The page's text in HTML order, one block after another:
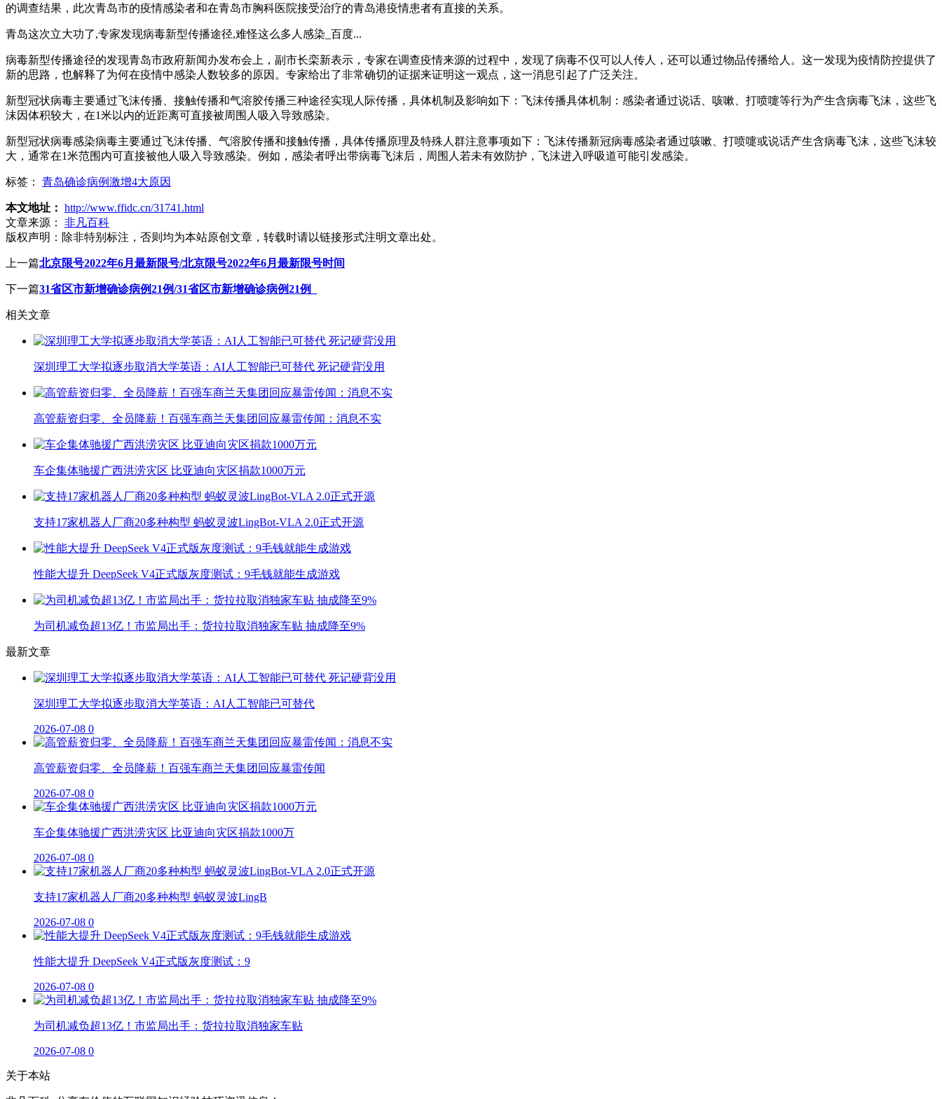
的调查结果，此次青岛市的疫情感染者和在青岛市胸科医院接受治疗的青岛港疫情患者有直接的关系。
青岛这次立大功了,专家发现病毒新型传播途径,难怪这么多人感染_百度...
病毒新型传播途径的发现青岛市政府新闻办发布会上，副市长栾新表示，专家在调查疫情来源的过程中，发现了病毒不仅可以人传人，还可以通过物品传播给人。这一发现为疫情防控提供了
新的思路，也解释了为何在疫情中感染人数较多的原因。专家给出了非常确切的证据来证明这一观点，这一消息引起了广泛关注。
新型冠状病毒主要通过飞沫传播、接触传播和气溶胶传播三种途径实现人际传播，具体机制及影响如下：飞沫传播具体机制：感染者通过说话、咳嗽、打喷嚏等行为产生含病毒飞沫，这些飞
沫因体积较大，在1米以内的近距离可直接被周围人吸入导致感染。
新型冠状病毒感染病毒主要通过飞沫传播、气溶胶传播和接触传播，具体传播原理及特殊人群注意事项如下：飞沫传播新冠病毒感染者通过咳嗽、打喷嚏或说话产生含病毒飞沫，这些飞沫较
大，通常在1米范围内可直接被他人吸入导致感染。例如，感染者呼出带病毒飞沫后，周围人若未有效防护，飞沫进入呼吸道可能引发感染。
标签： 青岛确诊病例激增4大原因
本文地址： http://www.ffidc.cn/31741.html
文章来源：
非凡百科
版权声明： 除非特别标注，否则均为本站原创文章，转载时请以链接形式注明文章出处。
上一篇北京限号2022年6月最新限号/北京限号2022年6月最新限号时间
下一篇31省区市新增确诊病例21例/31省区市新增确诊病例21例_
相关文章
深圳理工大学拟逐步取消大学英语：AI人工智能已可替代 死记硬背没用
高管薪资归零、全员降薪！百强车商兰天集团回应暴雷传闻：消息不实
车企集体驰援广西洪涝灾区 比亚迪向灾区捐款1000万元
支持17家机器人厂商20多种构型 蚂蚁灵波LingBot-VLA 2.0正式开源
性能大提升 DeepSeek V4正式版灰度测试：9毛钱就能生成游戏
为司机减负超13亿！市监局出手：货拉拉取消独家车贴 抽成降至9%
最新文章
深圳理工大学拟逐步取消大学英语：AI人工智能已可替代
2026-07-08 0
高管薪资归零、全员降薪！百强车商兰天集团回应暴雷传闻
2026-07-08 0
车企集体驰援广西洪涝灾区 比亚迪向灾区捐款1000万
2026-07-08 0
支持17家机器人厂商20多种构型 蚂蚁灵波LingB
2026-07-08 0
性能大提升 DeepSeek V4正式版灰度测试：9
2026-07-08 0
为司机减负超13亿！市监局出手：货拉拉取消独家车贴
2026-07-08 0
关于本站